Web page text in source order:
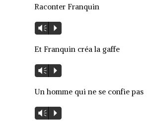
Raconter Franquin
Lecteur
audio
Vm P
Et Franquin créa la gaffe
Lecteur
audio
Vm P
Un homme qui ne se confie pas
Lecteur
audio
Vm P